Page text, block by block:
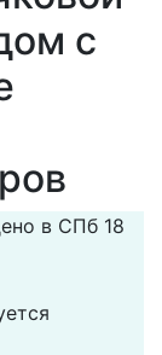
с
в СПб 18